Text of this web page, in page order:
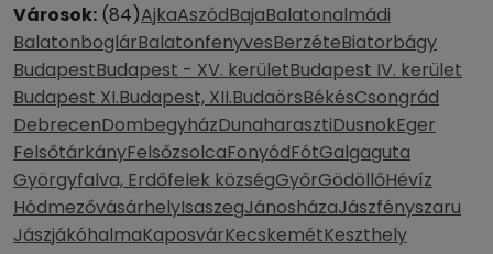
Városok: (84)AjkaAszódBajaBalatonalmádi
BalatonboglárBalatonfenyvesBerzéteBiatorbágy
BudapestBudapest - XV. kerületBudapest IV. kerület
Budapest XI.Budapest, XII.BudaörsBékésCsongrád
DebrecenDombegyházDunaharasztiDusnokEger
FelsőtárkányFelsőzsolcaFonyódFótGalgaguta
Györgyfalva, Erdőfelek községGyőrGödöllőHévíz
HódmezővásárhelyIsaszegJánosházaJászfényszaru
JászjákóhalmaKaposvárKecskemétKeszthely